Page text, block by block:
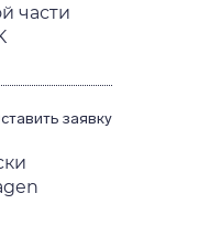
части
заявку